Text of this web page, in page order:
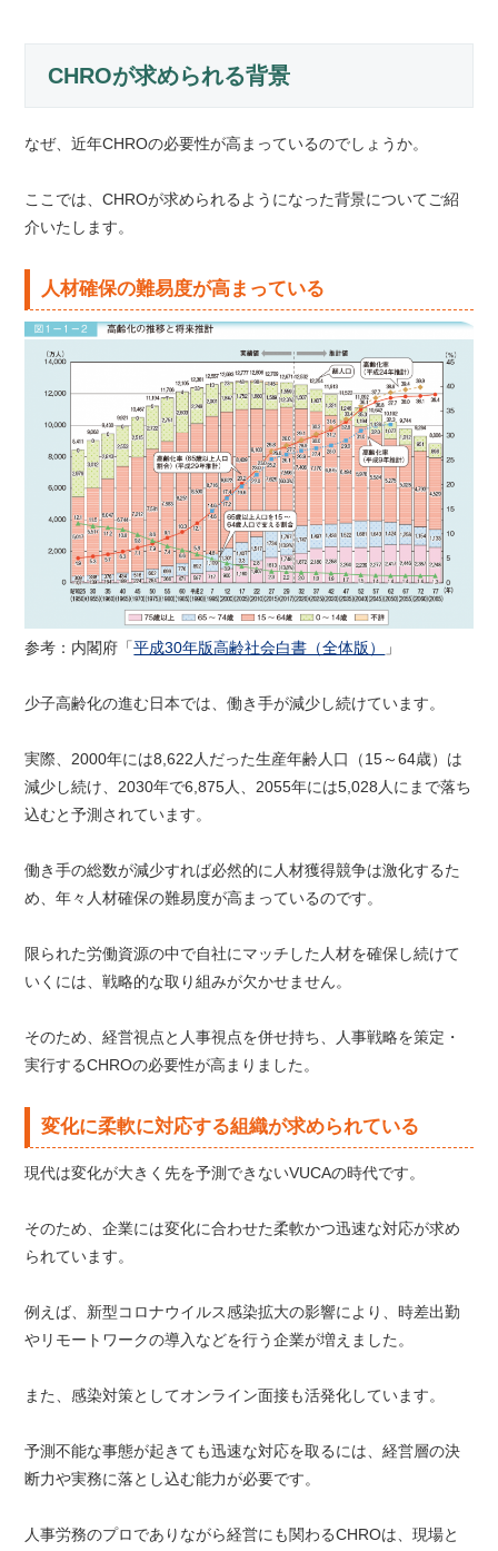
CHROが求められる背景
なぜ、近年CHROの必要性が高まっているのでしょうか。
ここでは、CHROが求められるようになった背景についてご紹
介いたします。
人材確保の難易度が高まっている
参考：内閣府「平成30年版高齢社会白書（全体版） 」
少子高齢化の進む日本では、働き手が減少し続けています。
実際、2000年には8,622人だった生産年齢人口（15～64歳）は
減少し続け、2030年で6,875人、2055年には5,028人にまで落ち
込むと予測されています。
働き手の総数が減少すれば必然的に人材獲得競争は激化するた
め、年々人材確保の難易度が高まっているのです。
限られた労働資源の中で自社にマッチした人材を確保し続けて
いくには、戦略的な取り組みが欠かせません。
そのため、経営視点と人事視点を併せ持ち、人事戦略を策定・
実行するCHROの必要性が高まりました。
変化に柔軟に対応する組織が求められている
現代は変化が大きく先を予測できないVUCAの時代です。
そのため、企業には変化に合わせた柔軟かつ迅速な対応が求め
られています。
例えば、新型コロナウイルス感染拡大の影響により、時差出勤
やリモートワークの導入などを行う企業が増えました。
また、感染対策としてオンライン面接も活発化しています。
予測不能な事態が起きても迅速な対応を取るには、経営層の決
断力や実務に落とし込む能力が必要です。
人事労務のプロでありながら経営にも関わるCHROは、現場と